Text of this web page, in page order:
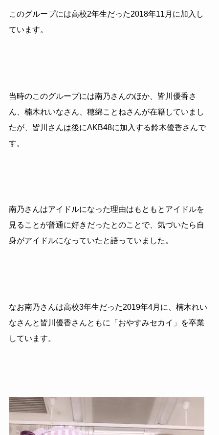
このグループには高校2年生だった2018年11月に加入し
ています。
当時のこのグループには南乃さんのほか、皆川優香さ
ん、楠木れいなさん、穂綿ことねさんが在籍していまし
たが、皆川さんは後にAKB48に加入する鈴木優香さんで
す。
南乃さんはアイドルになった理由はもともとアイドルを
見ることが普通に好きだったとのことで、気づいたら自
身がアイドルになっていたと語っていました。
なお南乃さんは高校3年生だった2019年4月に、楠木れい
なさんと皆川優香さんともに「おやすみセカイ」を卒業
しています。